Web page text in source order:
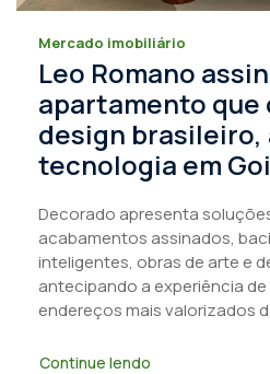
Mercado imobiliário
Leo Romano
apartamento que
design brasileiro,
tecnologia em
Decorado apresenta
acabamentos assinados,
inteligentes, obras de arte e
antecipando a experiência
endereços mais valorizados
Continue lendo